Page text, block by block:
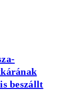
beszállt